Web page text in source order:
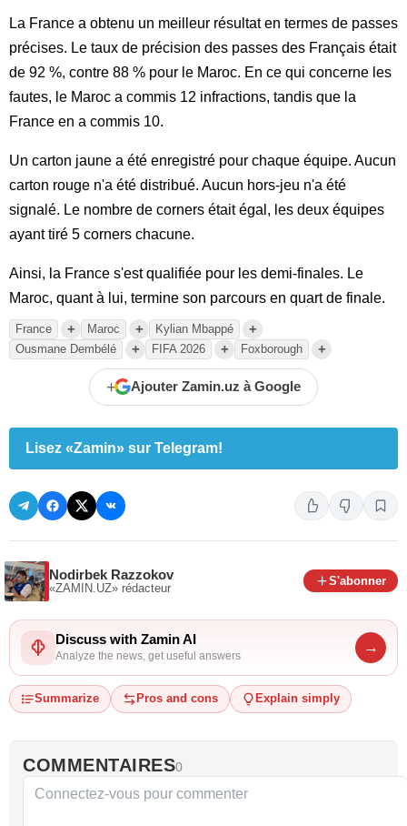
La France a obtenu un meilleur résultat en termes de passes
précises. Le taux de précision des passes des Français était
de 92 %, contre 88 % pour le Maroc. En ce qui concerne les
fautes, le Maroc a commis 12 infractions, tandis que la
France en a commis 10.
Un carton jaune a été enregistré pour chaque équipe. Aucun
carton rouge n'a été distribué. Aucun hors-jeu n'a été
signalé. Le nombre de corners était égal, les deux équipes
ayant tiré 5 corners chacune.
Ainsi, la France s'est qualifiée pour les demi-finales. Le
Maroc, quant à lui, termine son parcours en quart de finale.
France + Maroc + Kylian Mbappé +
Ousmane Dembélé + FIFA 2026 + Foxborough +
+ Ajouter Zamin.uz à Google
Lisez «Zamin» sur Telegram!
Nodirbek Razzokov
«ZAMIN.UZ» rédacteur
S'abonner
Discuss with Zamin AI
Analyze the news, get useful answers
→
Summarize Pros and cons Explain simply
COMMENTAIRES0